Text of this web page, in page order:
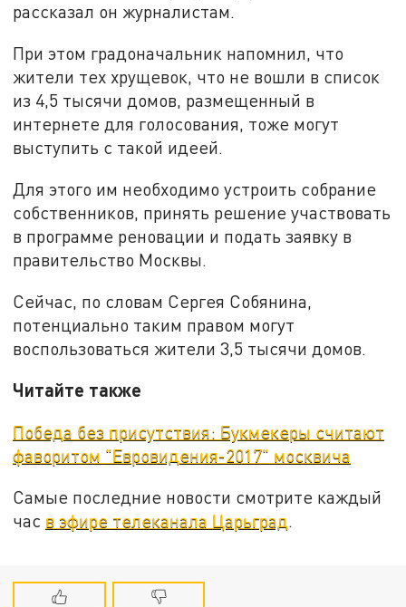
рассказал он журналистам.
При этом градоначальник напомнил, что
жители тех хрущевок, что не вошли в список
из 4,5 тысячи домов, размещенный в
интернете для голосования, тоже могут
выступить с такой идеей.
Для этого им необходимо устроить собрание
собственников, принять решение участвовать
в программе реновации и подать заявку в
правительство Москвы.
Сейчас, по словам Сергея Собянина,
потенциально таким правом могут
воспользоваться жители 3,5 тысячи домов.
Читайте также
Победа без присутствия: Букмекеры считают
фаворитом "Евровидения-2017" москвича
Самые последние новости смотрите каждый
час в эфире телеканала Царьград